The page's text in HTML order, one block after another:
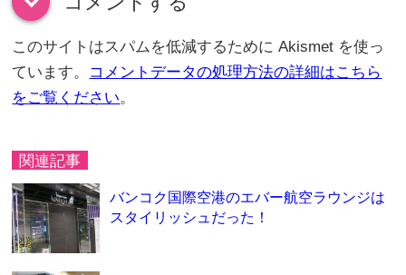
このサイトはスパムを低減するために Akismet を使っ
ています。 コメントデータの処理方法の詳細はこちら
をご覧ください。
関連記事
バンコク国際空港のエバー航空ラウンジは
スタイリッシュだった！